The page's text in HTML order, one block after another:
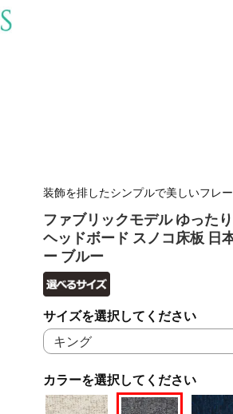
装飾を排したシンプルで美しいフレ
ファブリックモデル ゆった
ヘッドボード スノコ床板 日
ー ブルー
カラーを選択してください
サイズを選択してください